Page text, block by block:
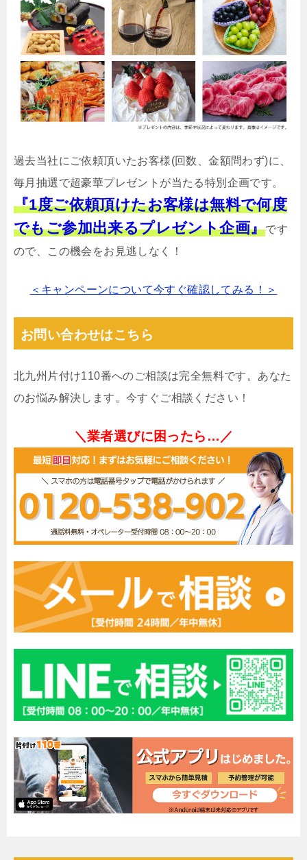
過去当社にご依頼頂いたお客様(回数、金額問わず)に、
毎月抽選で超豪華プレゼントが当たる特別企画です。
『1度ご依頼頂けたお客様は無料で何度
でもご参加出来るプレゼント企画』です
ので、この機会をお見逃しなく！
＜キャンペーンについて今すぐ確認してみる！＞
お問い合わせはこちら
北九州片付け110番へのご相談は完全無料です。あなた
のお悩み解決します。今すぐご相談ください！
＼業者選びに困ったら…／